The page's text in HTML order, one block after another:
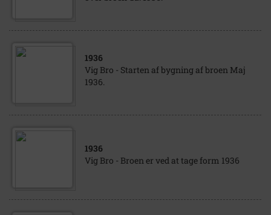
1936
Vig Bro - Starten af bygning af broen Maj
1936.
1936
Vig Bro - Broen er ved at tage form 1936